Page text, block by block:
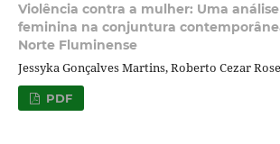
Violência contra a mulher: Uma
feminina na conjuntura
Norte Fluminense
Jessyka Gonçalves Martins, Roberto Cezar
PDF